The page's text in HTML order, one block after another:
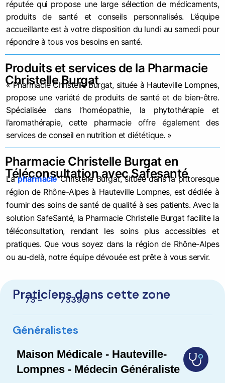
réputée qui propose une large sélection de médicaments,
produits de santé et conseils personnalisés. L’équipe
accueillante est à votre disposition du lundi au samedi pour
répondre à tous vos besoins en santé.
Produits et services de la Pharmacie
Christelle Burgat
« Pharmacie Christelle Burgat, située à Hauteville Lompnes,
propose une variété de produits de santé et de bien-être.
Spécialisée dans l’homéopathie, la phytothérapie et
l’aromathérapie, cette pharmacie offre également des
services de conseil en nutrition et diététique. »
Pharmacie Christelle Burgat en
Téléconsultation avec Safesanté
LapharmacieChristelle Burgat, située dans la pittoresque
région de Rhône-Alpes à Hauteville Lompnes, est dédiée à
fournir des soins de santé de qualité à ses patients. Avec la
solution SafeSanté, la Pharmacie Christelle Burgat facilite la
téléconsultation, rendant les soins plus accessibles et
pratiques. Que vous soyez dans la région de Rhône-Alpes
ou au-delà, notre équipe dévouée est prête à vous servir.
Praticiens dans cette zone
73 - 73390
Généralistes
Maison Médicale - Hauteville-
Lompnes - Médecin Généraliste